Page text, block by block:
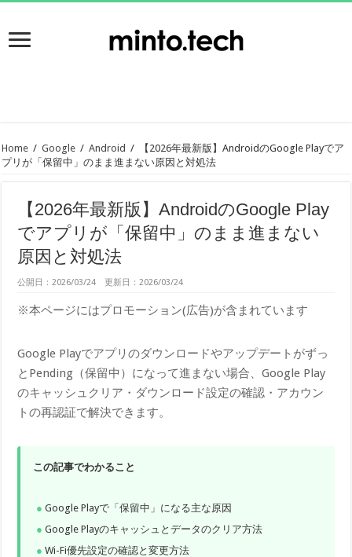
Home / Google / Android /
【2026年最新版】AndroidのGoogle Playでア
プリが「保留中」のまま進まない原因と対処法
【2026年最新版】AndroidのGoogle Play
でアプリが「保留中」のまま進まない
原因と対処法
公開日：2026/03/24 更新日：2026/03/24
※本ページにはプロモーション(広告)が含まれています
Google Playでアプリのダウンロードやアップデートがずっ
とPending（保留中）になって進まない場合、Google Play
のキャッシュクリア・ダウンロード設定の確認・アカウン
トの再認証で解決できます。
この記事でわかること
Google Playで「保留中」になる主な原因
Google Playのキャッシュとデータのクリア方法
Wi-Fi優先設定の確認と変更方法